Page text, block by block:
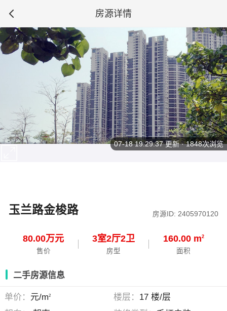
房源详情
玉兰路金梭路 房源ID: 2405970120
80.00万元
售价
3室2厅2卫
房型
160.00 m2
面积
07-18 19:29:37更新 · 1848次浏览
二手房源信息
单价： 元/m2 楼层： 17 楼/层